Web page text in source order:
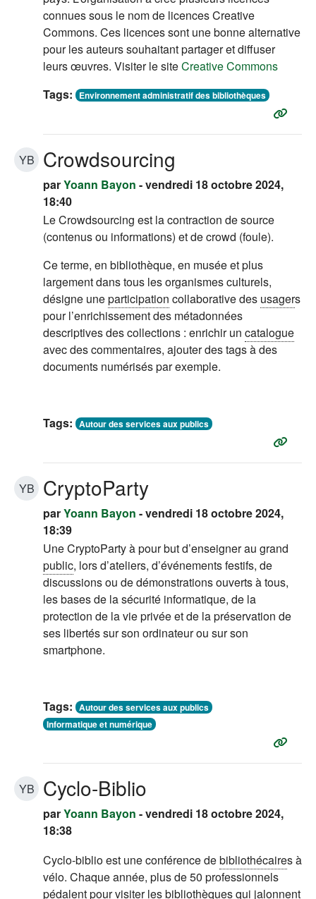
connues sous le nom de licences Creative
Commons. Ces licences sont une bonne alternative
pour les auteurs souhaitant partager et diffuser
leurs œuvres. Visiter le siteCreative Commons
Tags:
Environnement administratif des bibliothèques
YB Crowdsourcing
parYoann Bayon - vendredi 18 octobre 2024,
18:40
Le Crowdsourcing est la contraction de source
(contenus ou informations) et de crowd (foule).
Ce terme, en bibliothèque, en musée et plus
largement dans tous les organismes culturels,
désigne uneparticipation collaborative des usagers
pour l’enrichissement des métadonnées
descriptives des collections : enrichir un catalogue
avec des commentaires, ajouter des tags à des
documents numérisés par exemple.
Tags: Autour des services aux publics
YB CryptoParty
parYoann Bayon - vendredi 18 octobre 2024,
18:39
Une CryptoParty à pour but d’enseigner au grand
public, lors d’ateliers, d’événements festifs, de
discussions ou de démonstrations ouverts à tous,
les bases de la sécurité informatique, de la
protection de la vie privée et de la préservation de
ses libertés sur son ordinateur ou sur son
smartphone.
Tags: Autour des services aux publics
Informatique et numérique
YB Cyclo-Biblio
parYoann Bayon - vendredi 18 octobre 2024,
18:38
Cyclo-biblio est une conférence debibliothécaires à
vélo. Chaque année, plus de 50 professionnels
pédalent pour visiter les bibliothèques qui jalonnent